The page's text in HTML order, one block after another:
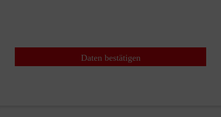
Daten bestätigen